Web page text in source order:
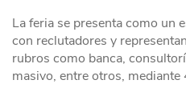
La feria se presenta como un
con reclutadores y
rubros como banca,
masivo, entre otros, mediante